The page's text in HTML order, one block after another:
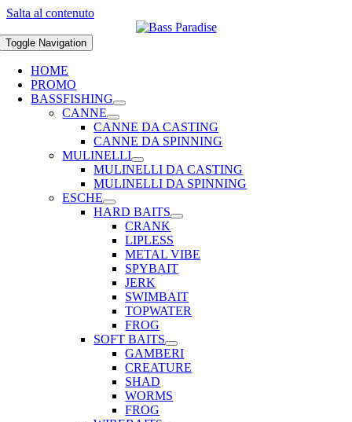
Salta al contenuto
Toggle Navigation
HOME
PROMO
BASSFISHING
CANNE
CANNE DA CASTING
CANNE DA SPINNING
MULINELLI
MULINELLI DA CASTING
MULINELLI DA SPINNING
ESCHE
HARD BAITS
CRANK
LIPLESS
METAL VIBE
SPYBAIT
JERK
SWIMBAIT
TOPWATER
FROG
SOFT BAITS
GAMBERI
CREATURE
SHAD
WORMS
FROG